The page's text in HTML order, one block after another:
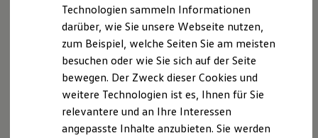
Nachhaltigkeit
Technologie
Kosten und Kauf
Verbrauchskosten
Kaufoptionen
E-Auto-Förderung
Software und Konnektivität
Die ID. Software 6
ID. Software Versionen und Updates
Digitale Extras
Bitte beachten Sie auch unseren Konfigurator für eine
Übersicht der aktuell verfügbaren Modelle und Ausstattungen.
Die angegebenen Verbrauchs- und Emissionswerte beziehen
des Angebots, sondern dienen allein Vergleichszwecken
zwischen den verschiedenen Fahrzeugtypen.
Zusatzausstattungen und Zubehör(Anbauteile, Reifenformat
usw.) können relevante Fahrzeugparameter, wiez. B.Gewicht,
Technologien sammeln Informationen
darüber, wie Sie unsere Webseite nutzen,
zum Beispiel, welche Seiten Sie am meisten
besuchen oder wie Sie sich auf der Seite
bewegen. Der Zweck dieser Cookies und
weitere Technologien ist es, Ihnen für Sie
relevantere und an Ihre Interessen
angepasste Inhalte anzubieten. Sie werden